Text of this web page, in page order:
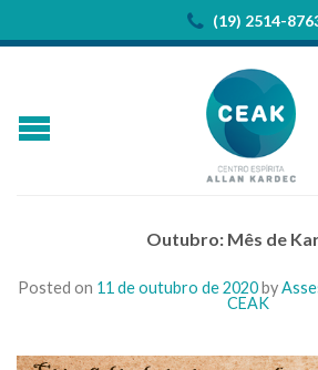
(19) 2514-
Outubro: Mês de
Posted on 11 de outubro de 2020by
CEAK